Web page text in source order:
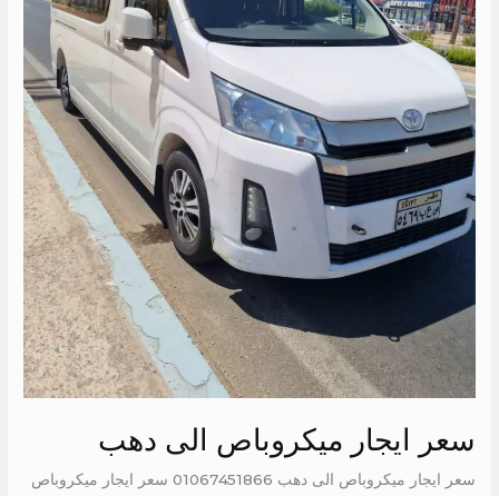
سعر ايجار ميكروباص الى دهب
سعر ايجار ميكروباص الى دهب 01067451866 سعر ايجار ميكروباص